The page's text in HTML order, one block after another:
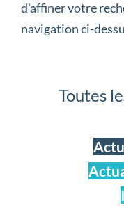
d'affiner votre
navigation ci-
Toutes